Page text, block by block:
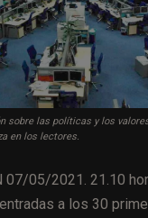
sobre las políticas y los
en los lectores.
07/05/2021. 21.10
a los 30